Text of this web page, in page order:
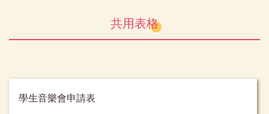
共用表格
學生音樂會申請表